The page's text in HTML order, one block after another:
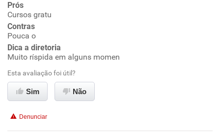
Ambiente de trabalho
Conciliação com a vida familiar
Recomenda esta empresa
Prós
Cursos gratu
Contras
Pouca o
Dica a diretoria
Muito ríspida em alguns momen
Esta avaliação foi útil?
Sim Não
Denunciar